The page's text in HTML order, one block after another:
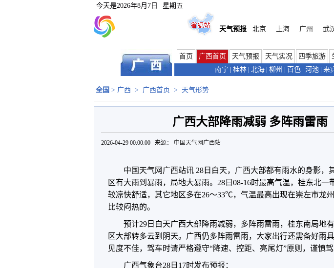
今天是2026年8月7日 星期五
天气预报
北京 上海 广州 武
首页 广西首页 天气预报 天气实况 四季旅游
南宁
桂林 北海 柳州 百色 河池 来
全国 > 广西 > 广西首页 > 天气形势
广西大部降雨减弱 多阵雨雷雨
2026-04-29 00:00:00 来源： 中国天气网广西站
中国天气网广西站讯 28日白天，广西大部都有雨水的身影，
区有大雨到暴雨，局地大暴雨。28日08-16时最高气温，桂东北一
较凉快舒适，其它地区多在26～33℃，气温最高出现在崇左市龙
比较闷热的。
预计29日白天广西大部降雨减弱，多阵雨雷雨，桂东南局地
区大部转多云到阴天。广西仍多阵雨雷雨，大家出行还需备好雨
见度不佳，驾车时请严格遵守“降速、控距、亮尾灯”原则，谨慎驾
广西气象台28日17时发布预报：